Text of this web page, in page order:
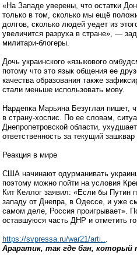
«На Западе уверены, что остатки
только в том, сколько мы ещё
долгов, сколько людей уедет из
увеличится разруха в стране», —
милитари-блогеры.
Дочь украинского «языкового
потому что это язык общения ее
качества образования также
стали меньше использовать мову.
Нардепка Марьяна Безуглая пишет,
в страну-хоспис. По ее словам,
Днепропетровской области,
ответственность за текущий
Реакция в мире
США начинают одурманивать
поэтому можно пойти на условия
Кит Келлог заявил: «Если бы Путин
западу от Днепра, в Одессе, и уже
самом деле, Россия проигрывает».
оставшуюся часть ДНР и отметить
https://svpressa.ru/war21/arti..
Араратик, так где бан,